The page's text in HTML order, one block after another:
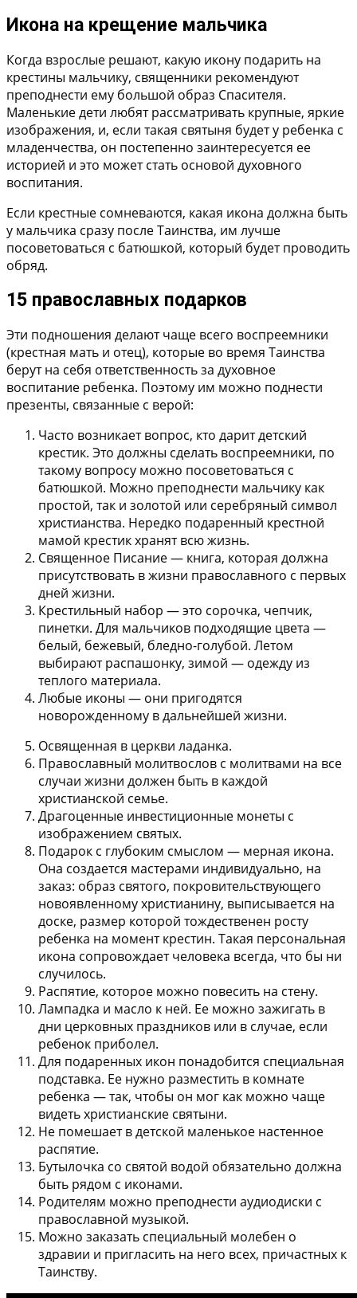
Икона на крещение мальчика
Когда взрослые решают, какую икону подарить на
крестины мальчику, священники рекомендуют
преподнести ему большой образ Спасителя.
Маленькие дети любят рассматривать крупные, яркие
изображения, и, если такая святыня будет у ребенка с
младенчества, он постепенно заинтересуется ее
историей и это может стать основой духовного
воспитания.
Если крестные сомневаются, какая икона должна быть
у мальчика сразу после Таинства, им лучше
посоветоваться с батюшкой, который будет проводить
обряд.
15 православных подарков
Эти подношения делают чаще всего воспреемники
(крестная мать и отец), которые во время Таинства
берут на себя ответственность за духовное
воспитание ребенка. Поэтому им можно поднести
презенты, связанные с верой:
Часто возникает вопрос, кто даритдетский
крестик. Это должны сделать воспреемники, по
такому вопросу можно посоветоваться с
батюшкой. Можно преподнести мальчику как
простой, так и золотой или серебряный символ
христианства. Нередко подаренный крестной
мамой крестик хранят всю жизнь.
Священное Писание— книга, которая должна
присутствовать в жизни православного с первых
дней жизни.
Крестильный набор — это сорочка, чепчик,
пинетки. Для мальчиков подходящие цвета —
белый, бежевый, бледно-голубой. Летом
выбирают распашонку, зимой — одежду из
теплого материала.
Любые иконы — они пригодятся
новорожденному в дальнейшей жизни.
Освященная в церкви ладанка.
Православный молитвослов с молитвами на все
случаи жизни должен быть в каждой
христианской семье.
Драгоценные инвестиционные монеты с
изображением святых.
Подарок с глубоким смыслом — мерная икона.
Она создается мастерами индивидуально, на
заказ: образ святого, покровительствующего
новоявленному христианину, выписывается на
доске, размер которой тождественен росту
ребенка на момент крестин. Такая персональная
икона сопровождает человека всегда, что бы ни
случилось.
Распятие, которое можно повесить на стену.
Лампадка и масло к ней. Ее можно зажигать в
дни церковных праздников или в случае, если
ребенок приболел.
Для подаренных икон понадобится специальная
подставка. Ее нужно разместить в комнате
ребенка — так, чтобы он мог как можно чаще
видеть христианские святыни.
Не помешает в детской маленькое настенное
распятие.
Бутылочка со святой водой обязательно должна
быть рядом с иконами.
Родителям можно преподнести аудиодиски с
православной музыкой.
Можно заказать специальный молебен о
здравии и пригласить на него всех, причастных к
Таинству.